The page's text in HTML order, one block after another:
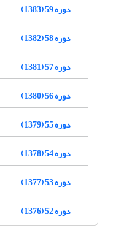
دوره 59 (1383)
دوره 58 (1382)
دوره 57 (1381)
دوره 56 (1380)
دوره 55 (1379)
دوره 54 (1378)
دوره 53 (1377)
دوره 52 (1376)